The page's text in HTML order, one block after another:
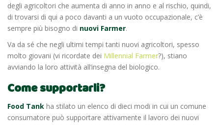
degli agricoltori che aumenta di anno in anno e al rischio, quindi,
di trovarsi di qui a poco davanti a un vuoto occupazionale, c’è
sempre più bisogno di nuovi Farmer.
Va da sé che negli ultimi tempi tanti nuovi agricoltori, spesso
molto giovani (vi ricordate dei Millennial Farmer?), stiano
avviando la loro attività all’insegna del biologico.
Come supportarli?
Food Tank ha stilato un elenco di dieci modi in cui un comune
consumatore può supportare attivamente il lavoro dei nuovi